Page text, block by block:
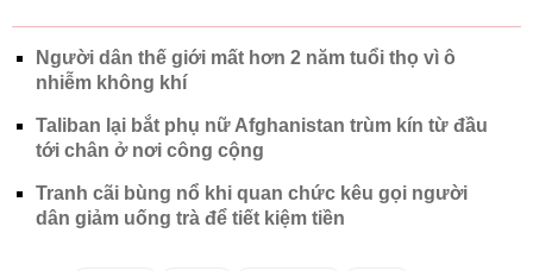
Người dân thế giới mất hơn 2 năm tuổi thọ vì ô
nhiễm không khí
Taliban lại bắt phụ nữ Afghanistan trùm kín từ đầu
tới chân ở nơi công cộng
Tranh cãi bùng nổ khi quan chức kêu gọi người
dân giảm uống trà để tiết kiệm tiền